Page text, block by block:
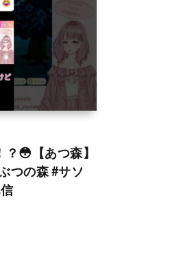
😳【あつ森】
つの森 #サソ